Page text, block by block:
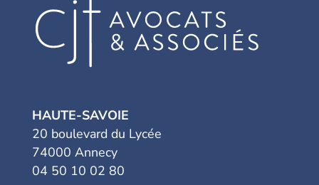
HAUTE-SAVOIE
20 boulevard du Lycée
74000 Annecy
04 50 10 02 80